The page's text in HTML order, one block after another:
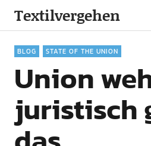
Textilvergehen
BLOG STATE OF THE UNION
Union
juristisch